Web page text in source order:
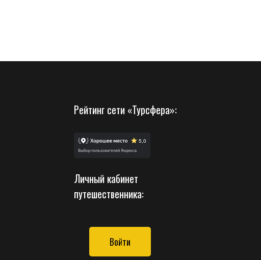
Рейтинг сети «Турсфера»:
Личный кабинет
путешественника:
Войти